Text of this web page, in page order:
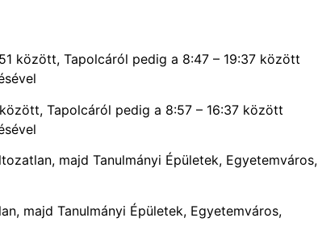
Tapolcáról pedig a 8:47 – 19:37 között
Tapolcáról pedig a 8:57 – 16:37 között
majd Tanulmányi Épületek, Egyetemváros,
majd Tanulmányi Épületek, Egyetemváros,